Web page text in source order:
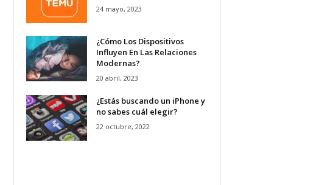
24 mayo, 2023
¿Cómo Los Dispositivos
Influyen En Las Relaciones
Modernas?
20 abril, 2023
¿Estás buscando un iPhone y
no sabes cuál elegir?
22 octubre, 2022